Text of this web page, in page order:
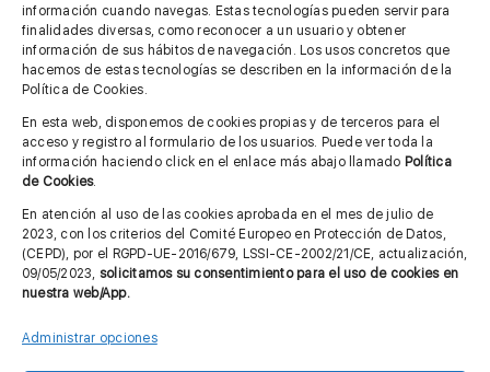
información cuando navegas. Estas tecnologías pueden servir para
finalidades diversas, como reconocer a un usuario y obtener
información de sus hábitos de navegación. Los usos concretos que
hacemos de estas tecnologías se describen en la información de la
Política de Cookies.
En esta web, disponemos de cookies propias y de terceros para el
acceso y registro al formulario de los usuarios. Puede ver toda la
información haciendo click en el enlace más abajo llamado Política
de Cookies.
En atención al uso de las cookies aprobada en el mes de julio de
2023, con los criterios del Comité Europeo en Protección de Datos,
(CEPD), por el RGPD-UE-2016/679, LSSI-CE-2002/21/CE, actualización,
09/05/2023, solicitamos su consentimiento para el uso de cookies en
nuestra web/App.
Administrar opciones
MÁS INFORMACIÓN
Aviso legal
Política de privacidad
Cita previa FAGA